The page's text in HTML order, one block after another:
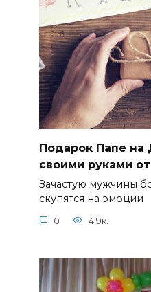
Подарок Папе
своими руками
Зачастую мужчины
скупятся на эмоции
0 4.9к.